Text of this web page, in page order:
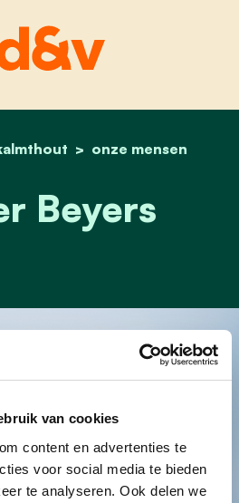
van cookies
content en advertenties te
voor social media te bieden
te analyseren. Ook delen we
home onze mensen
dieter beyers
Beyers